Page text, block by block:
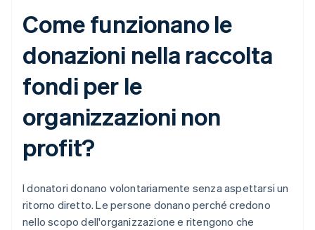
Come funzionano le
donazioni nella raccolta
fondi per le
organizzazioni non
profit?
I donatori donano volontariamente senza aspettarsi un
ritorno diretto. Le persone donano perché credono
nello scopo dell'organizzazione e ritengono che